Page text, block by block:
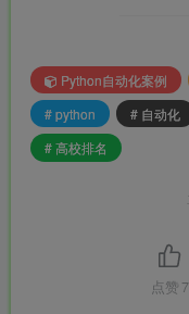
Python自动化案例
# python
# 自动化
# 高校排名
点赞 7